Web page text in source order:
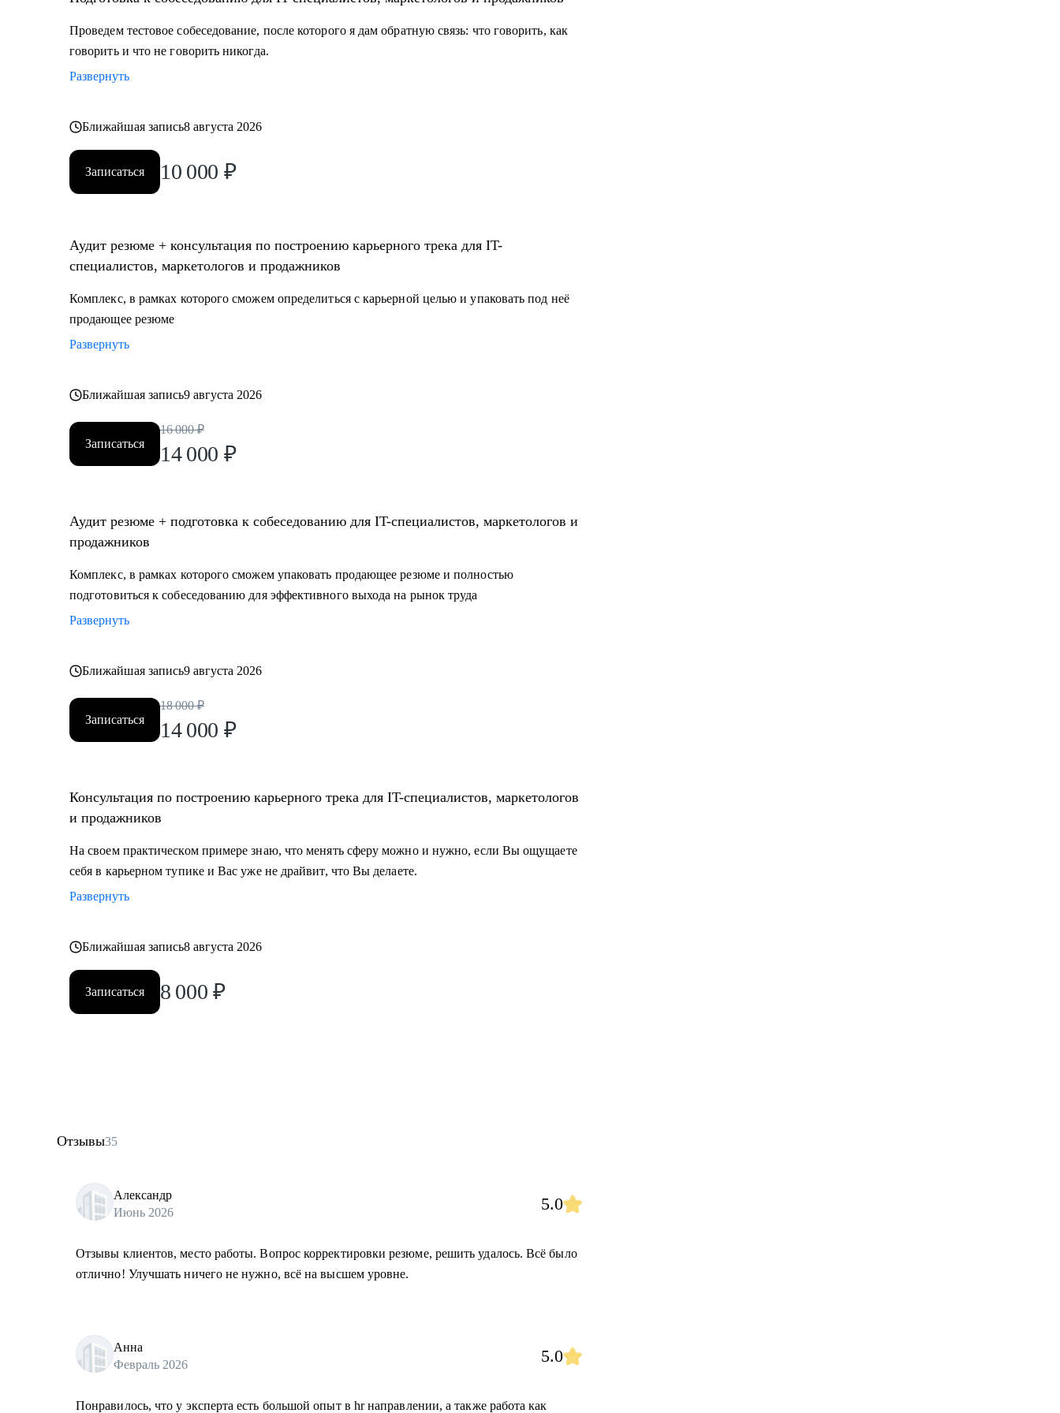
Проведем тестовое собеседование, после которого я дам обратную связь: что говорить, как
говорить и что не говорить никогда.
Развернуть
Ближайшая запись8 августа 2026
Записаться 10 000 ₽
Аудит резюме + консультация по построению карьерного трека для IT-
специалистов, маркетологов и продажников
Комплекс, в рамках которого сможем определиться с карьерной целью и упаковать под неё
продающее резюме
Развернуть
Ближайшая запись9 августа 2026
Записаться
16 000 ₽
14 000 ₽
Аудит резюме + подготовка к собеседованию для IT-специалистов, маркетологов и
продажников
Комплекс, в рамках которого сможем упаковать продающее резюме и полностью
подготовиться к собеседованию для эффективного выхода на рынок труда
Развернуть
Ближайшая запись9 августа 2026
Записаться
18 000 ₽
14 000 ₽
Консультация по построению карьерного трека для IT-специалистов, маркетологов
и продажников
На своем практическом примере знаю, что менять сферу можно и нужно, если Вы ощущаете
себя в карьерном тупике и Вас уже не драйвит, что Вы делаете.
Развернуть
Ближайшая запись8 августа 2026
Записаться 8 000 ₽
Отзывы35
Александр
Июнь 2026
5.0
Отзывы клиентов, место работы. Вопрос корректировки резюме, решить удалось. Всё было
отлично! Улучшать ничего не нужно, всё на высшем уровне.
Анна
Февраль 2026
5.0
Понравилось, что у эксперта есть большой опыт в hr направлении, а также работа как